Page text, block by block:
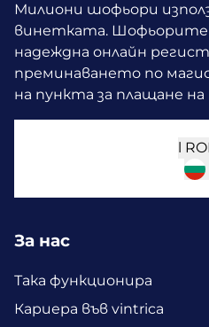
Милиони шофьори
винетката. Шофьорите
надеждна онлайн
преминаването по
на пункта за плащане
За нас
Така функционира
Кариера във vintrica